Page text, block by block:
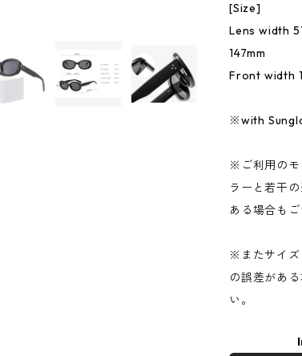
[Size]
Lens width
147mm
Front width
※with
※ご利用のモ
ラーと若干
ある場合も
※またサイズ
の誤差があ
い。